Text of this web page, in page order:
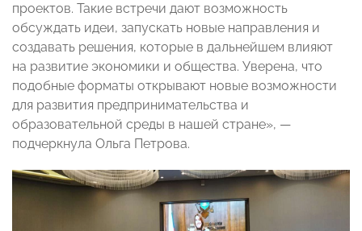
проектов. Такие встречи дают возможность
обсуждать идеи, запускать новые направления и
создавать решения, которые в дальнейшем влияют
на развитие экономики и общества. Уверена, что
подобные форматы открывают новые возможности
для развития предпринимательства и
образовательной среды в нашей стране», —
подчеркнула Ольга Петрова.